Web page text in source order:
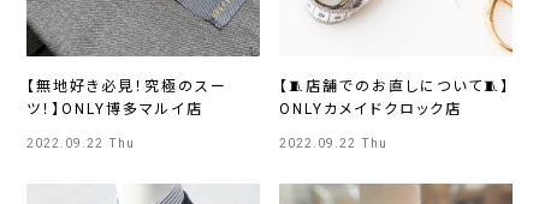
【無地好き必見！究極のスー
ツ！】ONLY博多マルイ店
2022.09.22 Thu
【🧵店舗でのお直しについて🧵】
ONLYカメイドクロック店
2022.09.22 Thu